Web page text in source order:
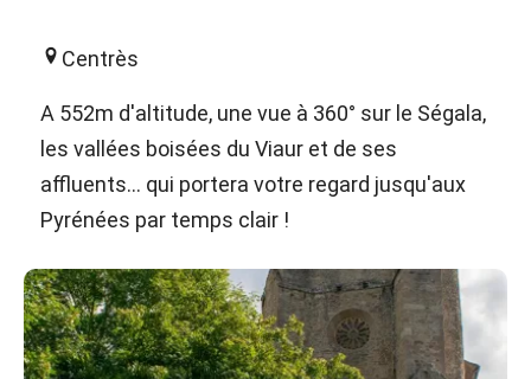
Centrès
A 552m d'altitude, une vue à 360° sur le Ségala,
les vallées boisées du Viaur et de ses
affluents... qui portera votre regard jusqu'aux
Pyrénées par temps clair !